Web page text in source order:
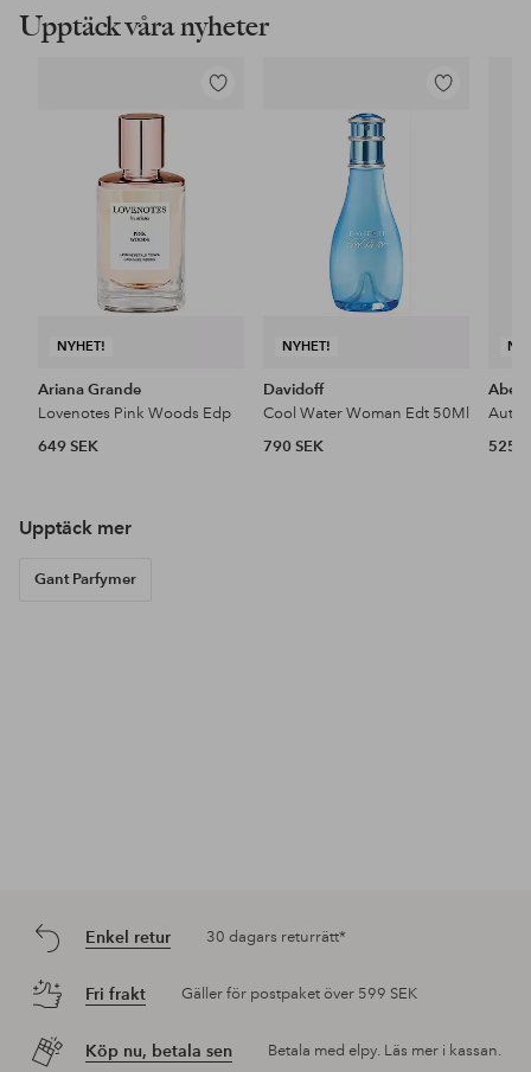
Upptäck våra nyheter
NYHET!
Lägg
Ariana Grande
Lovenotes Pink Woods Edp
649 SEK
NYHET!
Lägg
Davidoff
Cool Water Woman Edt 50Ml
790 SEK
525
Upptäck mer
Gant Parfymer
Enkel retur 30 dagars returrätt*
Fri frakt Gäller för postpaket över 599 SEK
Köp nu, betala sen Betala med elpy. Läs mer i kassan.